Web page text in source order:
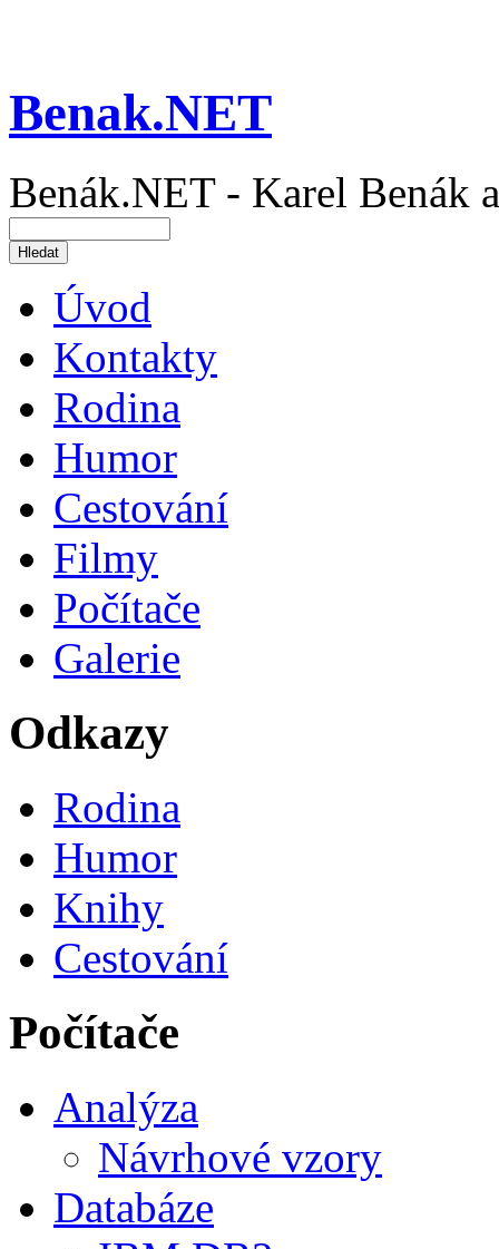
Benak.NET
Benák.NET - Karel Benák
Úvod
Kontakty
Rodina
Humor
Cestování
Filmy
Počítače
Galerie
Odkazy
Rodina
Humor
Knihy
Cestování
Počítače
Analýza
Návrhové vzory
Databáze